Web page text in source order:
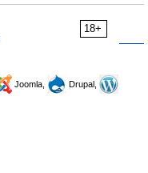
18+
Joomla,
Drupal,